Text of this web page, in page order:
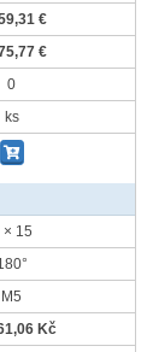
€
€
0
ks
× 15
M5
Kč